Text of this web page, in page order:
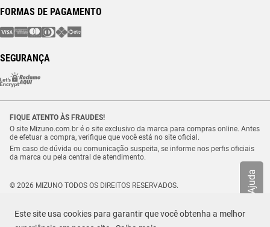
Este site usa cookies para garantir que você obtenha a melhor
Ajuda
FORMAS DE PAGAMENTO
SEGURANÇA
FIQUE ATENTO ÀS FRAUDES!
O site Mizuno.com.br é o site exclusivo da marca para compras online. Antes
de efetuar a compra, verifique que você está no site oficial.
Em caso de dúvida ou comunicação suspeita, se informe nos perfis oficiais
da marca ou pela central de atendimento.
© 2026 MIZUNO TODOS OS DIREITOS RESERVADOS.
Estrada Municipal Luiz Lopes Neto, n.º 21 – Tenentes – CEP. 37.640-000 –
Extrema/MG